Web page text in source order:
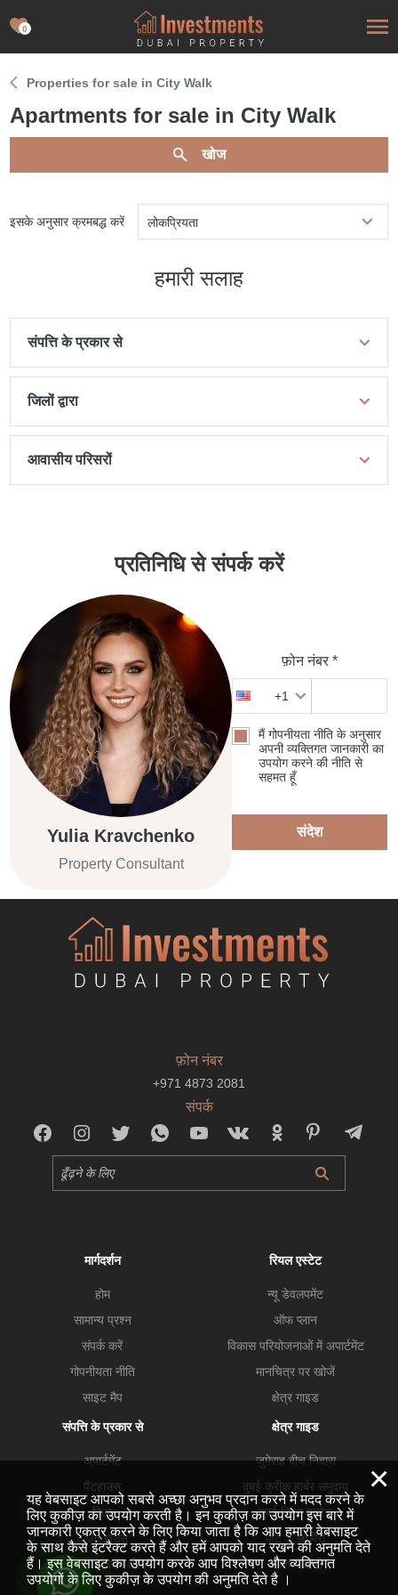
0
Properties for sale in City Walk
Apartments for sale in City Walk
खोज
इसके अनुसार क्रमबद्ध करें लोकप्रियता
हमारी सलाह
संपत्ति के प्रकार से
जिलों द्वारा
आवासीय परिसरों
प्रतिनिधि से संपर्क करें
Yulia Kravchenko
Property Consultant
फ़ोन नंबर *
+1
मैं गोपनीयता नीति के अनुसार
अपनी व्यक्तिगत जानकारी का
उपयोग करने की नीति से
सहमत हूँ
संदेश
फ़ोन नंबर
+971 4873 2081
संपर्क
मार्गदर्शन
होम
सामान्य प्रश्न
संपर्क करें
गोपनीयता नीति
साइट मैप
रियल एस्टेट
न्यू डेवलपमेंट
ऑफ प्लान
विकास परियोजनाओं में अपार्टमेंट
मानचित्र पर खोजें
क्षेत्र गाइड
संपत्ति के प्रकार से
अपार्टमेंट
पेंटहाउस
विला
टाउन हाउस
व्यावसायिक सम्मपतियां
क्षेत्र गाइड
जुमेराह बीच निवास
दुबई क्रीक हार्बर समुदाय
दुबई हिल्स एस्टेट
पोर्ट डे ला मेरो
व्यापार खाड़ी
×
यह वेबसाइट आपको सबसे अच्छा अनुभव प्रदान करने में मदद करने के
लिए कुकीज़ का उपयोग करती है। इन कुकीज़ का उपयोग इस बारे में
जानकारी एकत्र करने के लिए किया जाता है कि आप हमारी वेबसाइट
के साथ कैसे इंटरैक्ट करते हैं और हमें आपको याद रखने की अनुमति देते
हैं। इस वेबसाइट का उपयोग करके आप विश्लेषण और व्यक्तिगत
उपयोगों के लिए कुकीज़ के उपयोग की अनुमति देते है ।